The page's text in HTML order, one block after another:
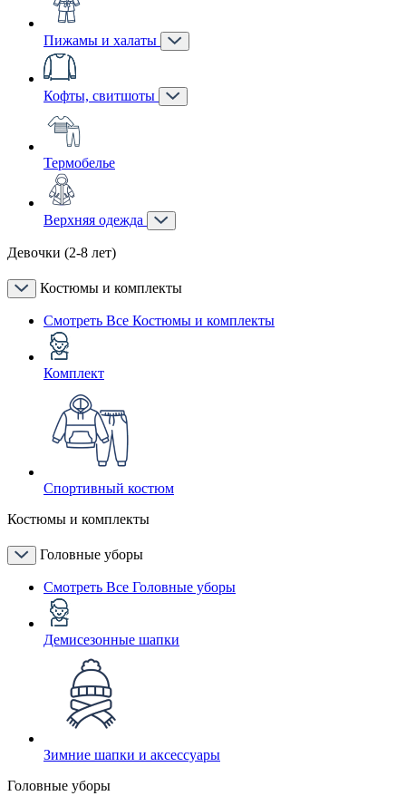
Пижамы и халаты
Кофты, свитшоты
Термобелье
Верхняя одежда
Девочки (2-8 лет)
Костюмы и комплекты
Смотреть Все Костюмы и комплекты
Комплект
Спортивный костюм
Костюмы и комплекты
Головные уборы
Смотреть Все Головные уборы
Демисезонные шапки
Зимние шапки и аксессуары
Головные уборы